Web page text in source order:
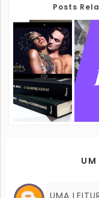
Posts